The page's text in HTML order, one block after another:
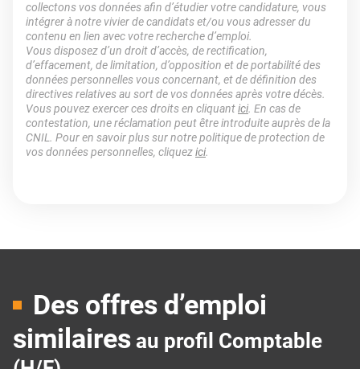
collectons vos données afin d’étudier votre candidature, vous
intégrer à notre vivier de candidats et/ou vous adresser du
contenu en lien avec votre recherche d’emploi.
Vous disposez d’un droit d’accès, de rectification,
d’effacement, de limitation, d’opposition et de portabilité des
données personnelles vous concernant, et de définition des
directives relatives au sort de vos données après votre décès.
Vous pouvez exercer ces droits en cliquantici. En cas de
contestation, une réclamation peut être introduite auprès de la
CNIL. Pour en savoir plus sur notre politique de protection de
vos données personnelles, cliquezici.
Des offres d’emploi
similaires au profil Comptable